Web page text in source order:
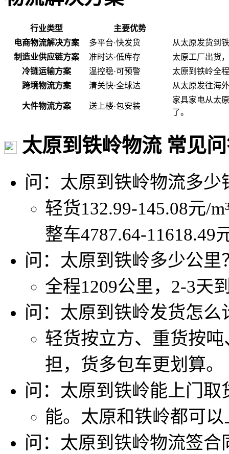
行业类型
主要优势
电商物流解决方案
多平台·快发货
从太原发货到
制造业供应链方案
准时达·低库存
太原工厂出货
冷链运输方案
温控稳·可预警
太原到铁岭全
跨境物流方案
清关快·全球达 从太原发往海
大件物流方案 送上楼·包安装
家具家电从太
了。
太原到铁岭物流 常见
问：太原到铁岭物流多少
轻货132.99-145.08元/
整车4787.64-11618.49
问：太原到铁岭多少公里
全程1209公里，2-3天
问：太原到铁岭发货怎么
轻货按立方、重货按
担，货多包车更划算。
问：太原到铁岭能上门取
能。太原和铁岭都可
问：太原到铁岭物流签合